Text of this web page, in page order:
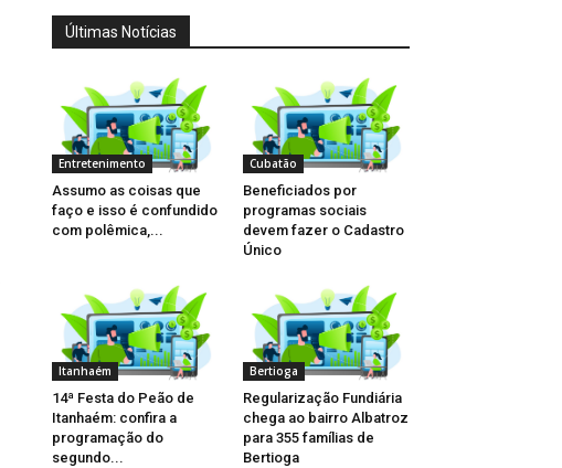
Últimas Notícias
Entretenimento
Assumo as coisas que
faço e isso é confundido
com polêmica,...
Cubatão
Beneficiados por
programas sociais
devem fazer o Cadastro
Único
Itanhaém
14ª Festa do Peão de
Itanhaém: confira a
programação do
segundo...
Bertioga
Regularização Fundiária
chega ao bairro Albatroz
para 355 famílias de
Bertioga